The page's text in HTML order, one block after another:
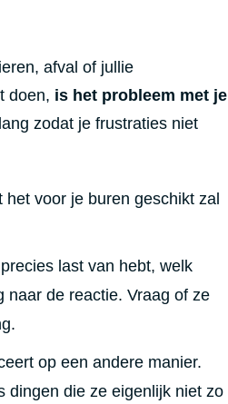
afval of jullie
doen, is het probleem met je
zodat je frustraties niet
voor je buren geschikt zal
last van hebt, welk
naar de reactie. Vraag of ze
op een andere manier.
dingen die ze eigenlijk niet zo